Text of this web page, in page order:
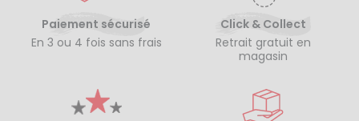
Paiement sécurisé
En 3 ou 4 fois sans frais
Click & Collect
Retrait gratuit en
magasin